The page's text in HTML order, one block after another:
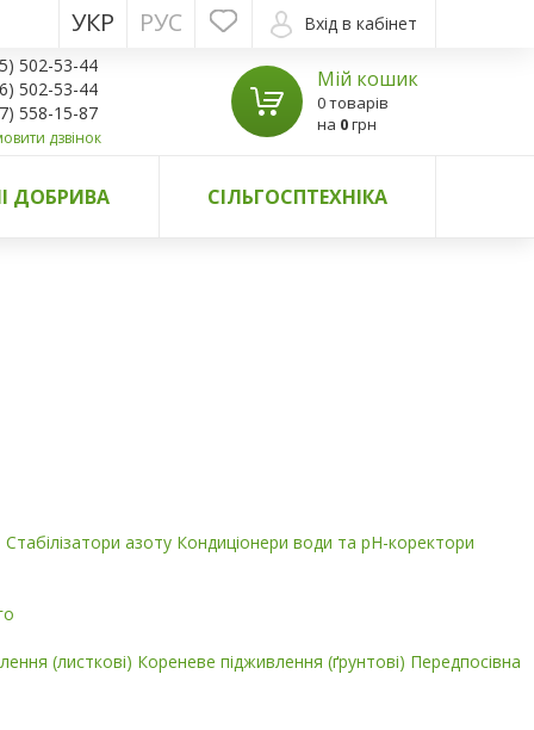
Вхід в кабінет
РУС
УКР
502-53-44
502-53-44
558-15-87
дзвінок
Мій кошик
0 товарів
на 0грн
ДОБРИВА СІЛЬГОСПТЕХНІКА
Стабілізатори азоту Кондиціонери води та pH-коректори
(листкові) Кореневе підживлення (ґрунтові) Передпосівна